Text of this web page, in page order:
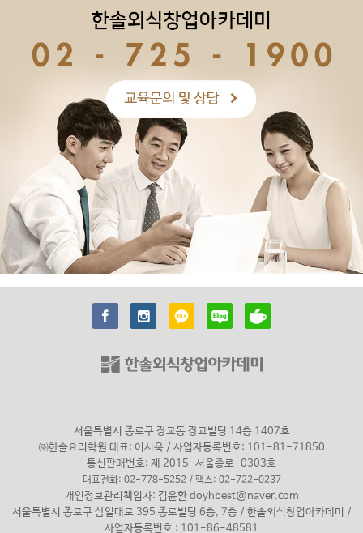
서울특별시 종로구 장교동 장교빌딩 14층 1407호
㈜한솔요리학원 대표: 이서욱 / 사업자등록번호: 101-81-71850
통신판매번호: 제 2015-서울종로-0303호
대표전화: 02-778-5252 / 팩스: 02-722-0237
개인정보관리책임자: 김윤환 doyhbest@naver.com
서울특별시 종로구 삼일대로 395 종로빌딩 6층, 7층 / 한솔외식창업아카데미 /
사업자등록번호 : 101-86-48581